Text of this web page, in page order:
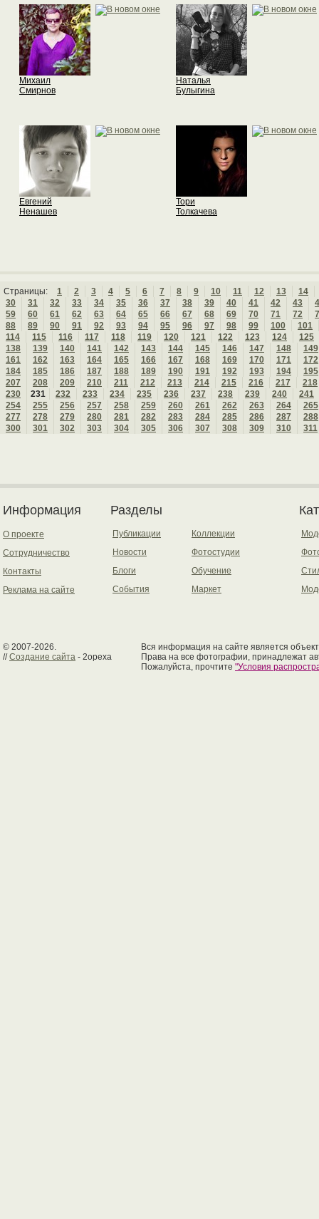
Михаил
Смирнов
Наталья
Булыгина
Евгений
Ненашев
Тори
Толкачева
Страницы: 1 2 3 4 5 6 7 8 9 10 11 12 13
14
30
31 32 33 34 35 36 37 38 39 40 41 42 43
59
60 61 62 63 64 65 66 67 68 69 70 71 72
88
89 90 91 92 93 94 95 96 97 98 99 100
101
114
115 116 117 118 119 120 121 122 123 124
125
138
139 140 141 142 143 144 145 146 147 148
149
161
162 163 164 165 166 167 168 169 170 171
172
184
185 186 187 188 189 190 191 192 193 194
195
207
208 209 210 211 212 213 214 215 216 217
218
230
231 232 233 234 235 236 237 238 239 240
241
254
255 256 257 258 259 260 261 262 263 264
265
277
278 279 280 281 282 283 284 285 286 287
288
300
301 302 303 304 305 306 307 308 309 310 311
Информация
О проекте
Сотрудничество
Контакты
Реклама на сайте
Разделы
Публикации
Новости
Блоги
События
Коллекции
Фотостудии
Обучение
Маркет
© 2007-2026.
//Создание сайта - 2opexa
Вся информация на сайте является
Права на все фотографии, принадлежат
Пожалуйста, прочтите "Условия